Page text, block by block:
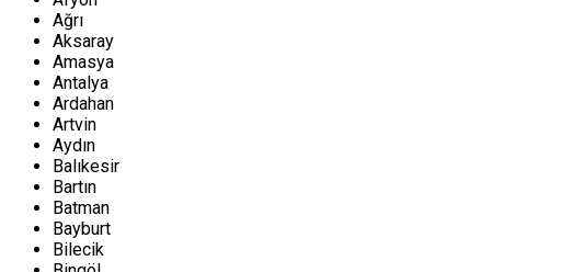
Ağrı
Aksaray
Amasya
Antalya
Ardahan
Artvin
Aydın
Balıkesir
Bartın
Batman
Bayburt
Bilecik